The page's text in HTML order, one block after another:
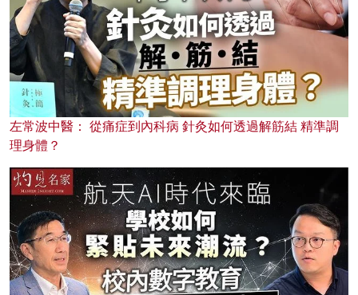
左常波中醫： 從痛症到內科病 針灸如何透過解筋結 精準調
理身體？